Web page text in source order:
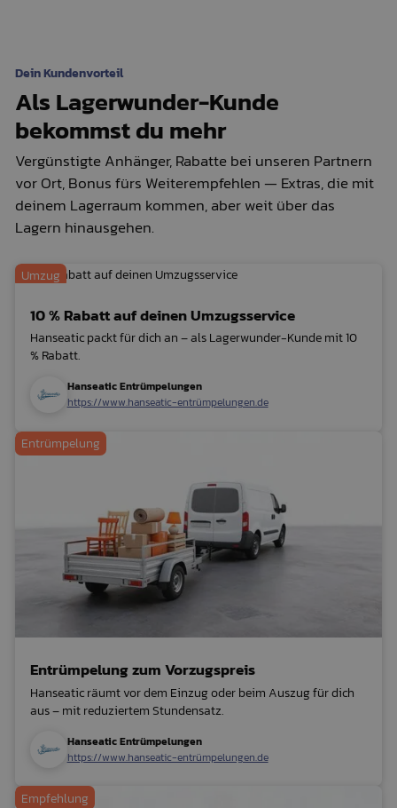
Dein Kundenvorteil
Als Lagerwunder-Kunde
bekommst du mehr
Vergünstigte Anhänger, Rabatte bei unseren Partnern
vor Ort, Bonus fürs Weiterempfehlen — Extras, die mit
deinem Lagerraum kommen, aber weit über das
Lagern hinausgehen.
Umzug
10 % Rabatt auf deinen Umzugsservice
Hanseatic packt für dich an – als Lagerwunder-Kunde mit 10
% Rabatt.
Hanseatic Entrümpelungen
https://www.hanseatic-entrümpelungen.de
Entrümpelung
Entrümpelung zum Vorzugspreis
Hanseatic räumt vor dem Einzug oder beim Auszug für dich
aus – mit reduziertem Stundensatz.
Hanseatic Entrümpelungen
https://www.hanseatic-entrümpelungen.de
Empfehlung